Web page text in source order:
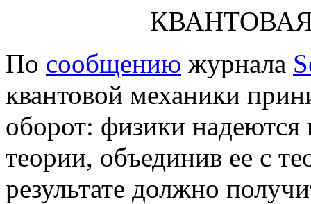
По сообщению журнала
квантовой механики
оборот: физики
теории, объединив ее с
результате должно